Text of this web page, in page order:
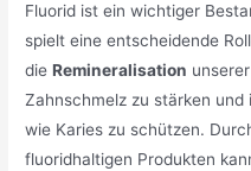
Fluorid ist ein wichtiger
spielt eine entscheidende
dieRemineralisation
Zahnschmelz zu stärken
wie Karies zu schützen.
fluoridhaltigen Produkten